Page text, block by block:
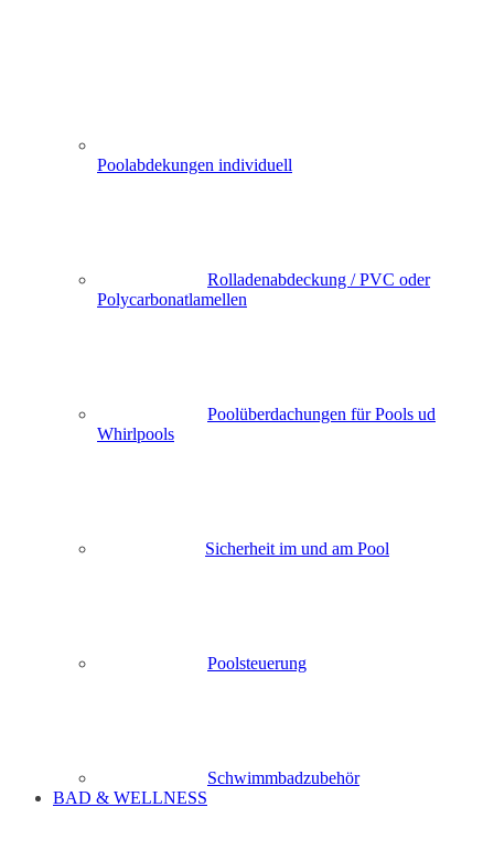
Poolabdekungen individuell
Rolladenabdeckung / PVC oder
Polycarbonatlamellen
Poolüberdachungen für Pools ud
Whirlpools
Sicherheit im und am Pool
Poolsteuerung
Schwimmbadzubehör
BAD & WELLNESS